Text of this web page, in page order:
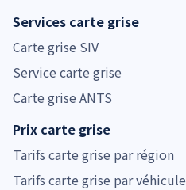
Services carte grise
Carte grise SIV
Service carte grise
Carte grise ANTS
Prix carte grise
Tarifs carte grise par région
Tarifs carte grise par véhicule